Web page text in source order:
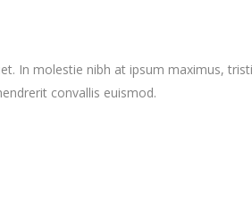
In molestie nibh at ipsum maximus,
convallis euismod.